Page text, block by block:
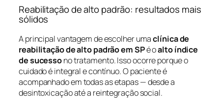
Reabilitação de alto padrão: resultados mais
sólidos
A principal vantagem de escolher umaclínica de
reabilitação de alto padrão em SPé oalto índice
de sucessono tratamento. Isso ocorre porque o
cuidado é integral e contínuo. O paciente é
acompanhado em todas as etapas — desde a
desintoxicação até a reintegração social.